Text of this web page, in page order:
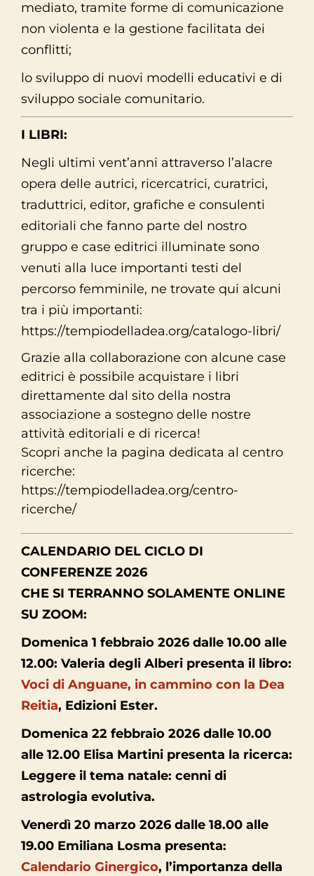
mediato, tramite forme di comunicazione
non violenta e la gestione facilitata dei
conflitti;
lo sviluppo di nuovi modelli educativi e di
sviluppo sociale comunitario.
I LIBRI:
Negli ultimi vent’anni attraverso l’alacre
opera delle autrici, ricercatrici, curatrici,
traduttrici, editor, grafiche e consulenti
editoriali che fanno parte del nostro
gruppo e case editrici illuminate sono
venuti alla luce importanti testi del
percorso femminile, ne trovate qui alcuni
tra i più importanti:
https://tempiodelladea.org/catalogo-libri/
Grazie alla collaborazione con alcune case
editrici è possibile acquistare i libri
direttamente dal sito della nostra
associazione a sostegno delle nostre
attività editoriali e di ricerca!
Scopri anche la pagina dedicata al centro
ricerche:
https://tempiodelladea.org/centro-
ricerche/
CALENDARIO DEL CICLO DI
CONFERENZE 2026
CHE SI TERRANNO SOLAMENTE ONLINE
SU ZOOM:
Domenica 1 febbraio 2026 dalle 10.00 alle
12.00: Valeria degli Alberi presenta il libro:
Voci di Anguane, in cammino con la Dea
Reitia, Edizioni Ester.
Domenica 22 febbraio 2026 dalle 10.00
alle 12.00 Elisa Martini presenta la ricerca:
Leggere il tema natale: cenni di
astrologia evolutiva.
Venerdì 20 marzo 2026 dalle 18.00 alle
19.00 Emiliana Losma presenta:
Calendario Ginergico, l’importanza della